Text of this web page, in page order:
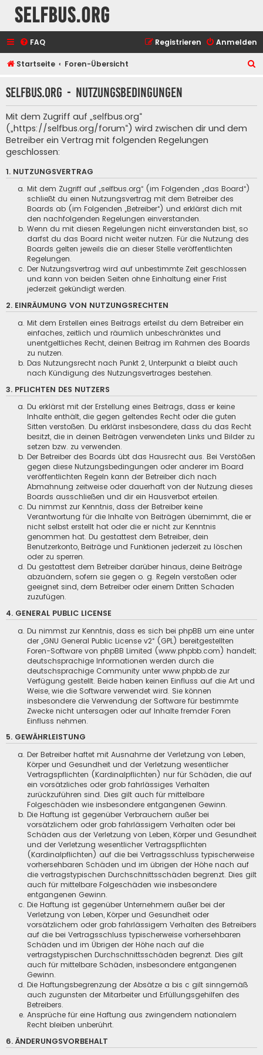
selfbus.org
FAQ Anmelden
Registrieren
Startseite Foren-Übersicht
h
selfbus.org - Nutzungsbedingungen
Mit dem Zugriff auf „selfbus.org“
(„https://selfbus.org/forum“) wird zwischen dir und dem
Betreiber ein Vertrag mit folgenden Regelungen
geschlossen:
1. NUTZUNGSVERTRAG
Mit dem Zugriff auf „selfbus.org“ (im Folgenden „das Board“)
schließt du einen Nutzungsvertrag mit dem Betreiber des
Boards ab (im Folgenden „Betreiber“) und erklärst dich mit
den nachfolgenden Regelungen einverstanden.
Wenn du mit diesen Regelungen nicht einverstanden bist, so
darfst du das Board nicht weiter nutzen. Für die Nutzung des
Boards gelten jeweils die an dieser Stelle veröffentlichten
Regelungen.
Der Nutzungsvertrag wird auf unbestimmte Zeit geschlossen
und kann von beiden Seiten ohne Einhaltung einer Frist
jederzeit gekündigt werden.
2. EINRÄUMUNG VON NUTZUNGSRECHTEN
Mit dem Erstellen eines Beitrags erteilst du dem Betreiber ein
einfaches, zeitlich und räumlich unbeschränktes und
unentgeltliches Recht, deinen Beitrag im Rahmen des Boards
zu nutzen.
Das Nutzungsrecht nach Punkt 2, Unterpunkt a bleibt auch
nach Kündigung des Nutzungsvertrages bestehen.
3. PFLICHTEN DES NUTZERS
Du erklärst mit der Erstellung eines Beitrags, dass er keine
Inhalte enthält, die gegen geltendes Recht oder die guten
Sitten verstoßen. Du erklärst insbesondere, dass du das Recht
besitzt, die in deinen Beiträgen verwendeten Links und Bilder zu
setzen bzw. zu verwenden.
Der Betreiber des Boards übt das Hausrecht aus. Bei Verstößen
gegen diese Nutzungsbedingungen oder anderer im Board
veröffentlichten Regeln kann der Betreiber dich nach
Abmahnung zeitweise oder dauerhaft von der Nutzung dieses
Boards ausschließen und dir ein Hausverbot erteilen.
Du nimmst zur Kenntnis, dass der Betreiber keine
Verantwortung für die Inhalte von Beiträgen übernimmt, die er
nicht selbst erstellt hat oder die er nicht zur Kenntnis
genommen hat. Du gestattest dem Betreiber, dein
Benutzerkonto, Beiträge und Funktionen jederzeit zu löschen
oder zu sperren.
Du gestattest dem Betreiber darüber hinaus, deine Beiträge
abzuändern, sofern sie gegen o. g. Regeln verstoßen oder
geeignet sind, dem Betreiber oder einem Dritten Schaden
zuzufügen.
4. GENERAL PUBLIC LICENSE
Du nimmst zur Kenntnis, dass es sich bei phpBB um eine unter
der „GNU General Public License v2“ (GPL) bereitgestellten
Foren-Software von phpBB Limited (www.phpbb.com) handelt;
deutschsprachige Informationen werden durch die
deutschsprachige Community unter www.phpbb.de zur
Verfügung gestellt. Beide haben keinen Einfluss auf die Art und
Weise, wie die Software verwendet wird. Sie können
insbesondere die Verwendung der Software für bestimmte
Zwecke nicht untersagen oder auf Inhalte fremder Foren
Einfluss nehmen.
5. GEWÄHRLEISTUNG
Der Betreiber haftet mit Ausnahme der Verletzung von Leben,
Körper und Gesundheit und der Verletzung wesentlicher
Vertragspflichten (Kardinalpflichten) nur für Schäden, die auf
ein vorsätzliches oder grob fahrlässiges Verhalten
zurückzuführen sind. Dies gilt auch für mittelbare
Folgeschäden wie insbesondere entgangenen Gewinn.
Die Haftung ist gegenüber Verbrauchern außer bei
vorsätzlichem oder grob fahrlässigem Verhalten oder bei
Schäden aus der Verletzung von Leben, Körper und Gesundheit
und der Verletzung wesentlicher Vertragspflichten
(Kardinalpflichten) auf die bei Vertragsschluss typischerweise
vorhersehbaren Schäden und im übrigen der Höhe nach auf
die vertragstypischen Durchschnittsschäden begrenzt. Dies gilt
auch für mittelbare Folgeschäden wie insbesondere
entgangenen Gewinn.
Die Haftung ist gegenüber Unternehmern außer bei der
Verletzung von Leben, Körper und Gesundheit oder
vorsätzlichem oder grob fahrlässigem Verhalten des Betreibers
auf die bei Vertragsschluss typischerweise vorhersehbaren
Schäden und im Übrigen der Höhe nach auf die
vertragstypischen Durchschnittsschäden begrenzt. Dies gilt
auch für mittelbare Schäden, insbesondere entgangenen
Gewinn.
Die Haftungsbegrenzung der Absätze a bis c gilt sinngemäß
auch zugunsten der Mitarbeiter und Erfüllungsgehilfen des
Betreibers.
Ansprüche für eine Haftung aus zwingendem nationalem
Recht bleiben unberührt.
6. ÄNDERUNGSVORBEHALT